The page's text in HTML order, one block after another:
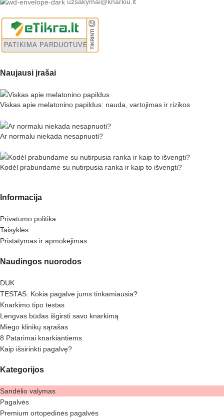
Naujausi įrašai
Viskas apie melatonino papildus: nauda, vartojimas ir rizikos
Ar normalu niekada nesapnuoti?
Kodėl prabundame su nutirpusia ranka ir kaip to išvengti?
Informacija
Privatumo politika
Taisyklės
Pristatymas ir apmokėjimas
Naudingos nuorodos
DUK
TESTAS: Kokia pagalvė jums tinkamiausia?
Knarkimo tipo testas
Lengvas būdas išgirsti savo knarkimą
Miego klinikų sąrašas
8 Patarimai knarkiantiems
Kaip išsirinkti pagalvę?
Kategorijos
Sandėlio valymas
Pagalvės
Premium ortopedinės pagalvės